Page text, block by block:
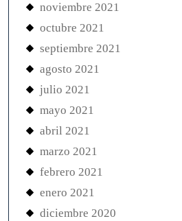
noviembre 2021
octubre 2021
septiembre 2021
agosto 2021
julio 2021
mayo 2021
abril 2021
marzo 2021
febrero 2021
enero 2021
diciembre 2020